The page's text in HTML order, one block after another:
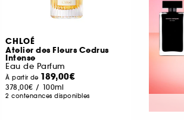
CHLOÉ
Atelier des Fleurs Cedrus
Intense
Eau de Parfum
À partir de 189,00€
378,00€ / 100ml
2 contenances disponibles